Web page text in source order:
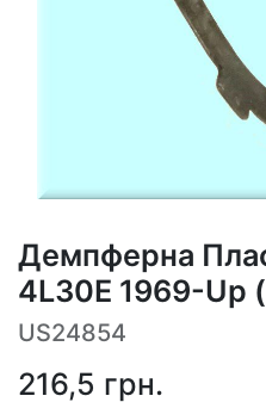
Демпферна
4L30E 1969-Up
US24854
216,5 грн.